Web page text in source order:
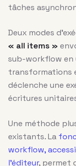
tâches
Deux modes
« all items »
sub-workflow en
transformations
déclenche une
écritures
Une méthode
existants. La
workflow,
l’éditeur, permet